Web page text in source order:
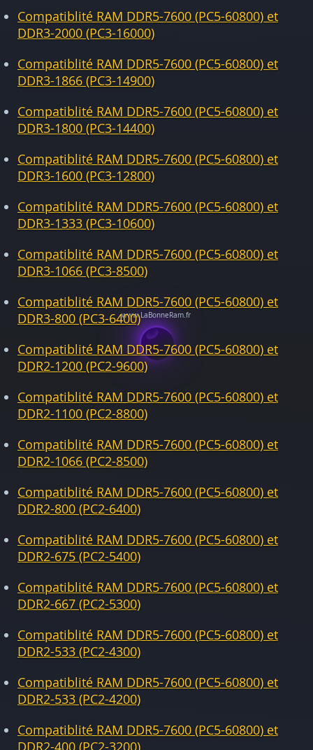
Compatiblité RAM DDR5-7600 (PC5-60800) et
DDR3-2000 (PC3-16000)
Compatiblité RAM DDR5-7600 (PC5-60800) et
DDR3-1866 (PC3-14900)
Compatiblité RAM DDR5-7600 (PC5-60800) et
DDR3-1800 (PC3-14400)
Compatiblité RAM DDR5-7600 (PC5-60800) et
DDR3-1600 (PC3-12800)
Compatiblité RAM DDR5-7600 (PC5-60800) et
DDR3-1333 (PC3-10600)
Compatiblité RAM DDR5-7600 (PC5-60800) et
DDR3-1066 (PC3-8500)
Compatiblité RAM DDR5-7600 (PC5-60800) et
DDR3-800 (PC3-6400)
Compatiblité RAM DDR5-7600 (PC5-60800) et
DDR2-1200 (PC2-9600)
Compatiblité RAM DDR5-7600 (PC5-60800) et
DDR2-1100 (PC2-8800)
Compatiblité RAM DDR5-7600 (PC5-60800) et
DDR2-1066 (PC2-8500)
Compatiblité RAM DDR5-7600 (PC5-60800) et
DDR2-800 (PC2-6400)
Compatiblité RAM DDR5-7600 (PC5-60800) et
DDR2-675 (PC2-5400)
Compatiblité RAM DDR5-7600 (PC5-60800) et
DDR2-667 (PC2-5300)
Compatiblité RAM DDR5-7600 (PC5-60800) et
DDR2-533 (PC2-4300)
Compatiblité RAM DDR5-7600 (PC5-60800) et
DDR2-533 (PC2-4200)
Compatiblité RAM DDR5-7600 (PC5-60800) et